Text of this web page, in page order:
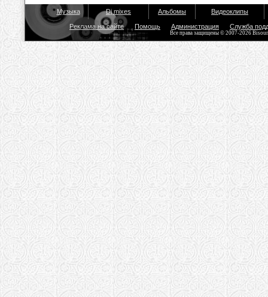
Музыка Dj mixes Альбомы Видеоклипы
Реклама на сайте Помощь Администрация Служба
Все права защищены © 2007-2026